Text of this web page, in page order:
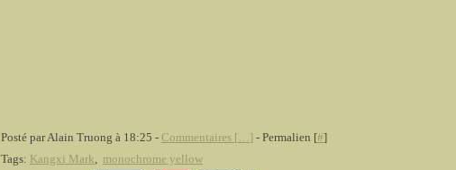
Posté par Alain Truong à 18:25 - Commentaires [… ] - Permalien [#]
Tags: Kangxi Mark, monochrome yellow